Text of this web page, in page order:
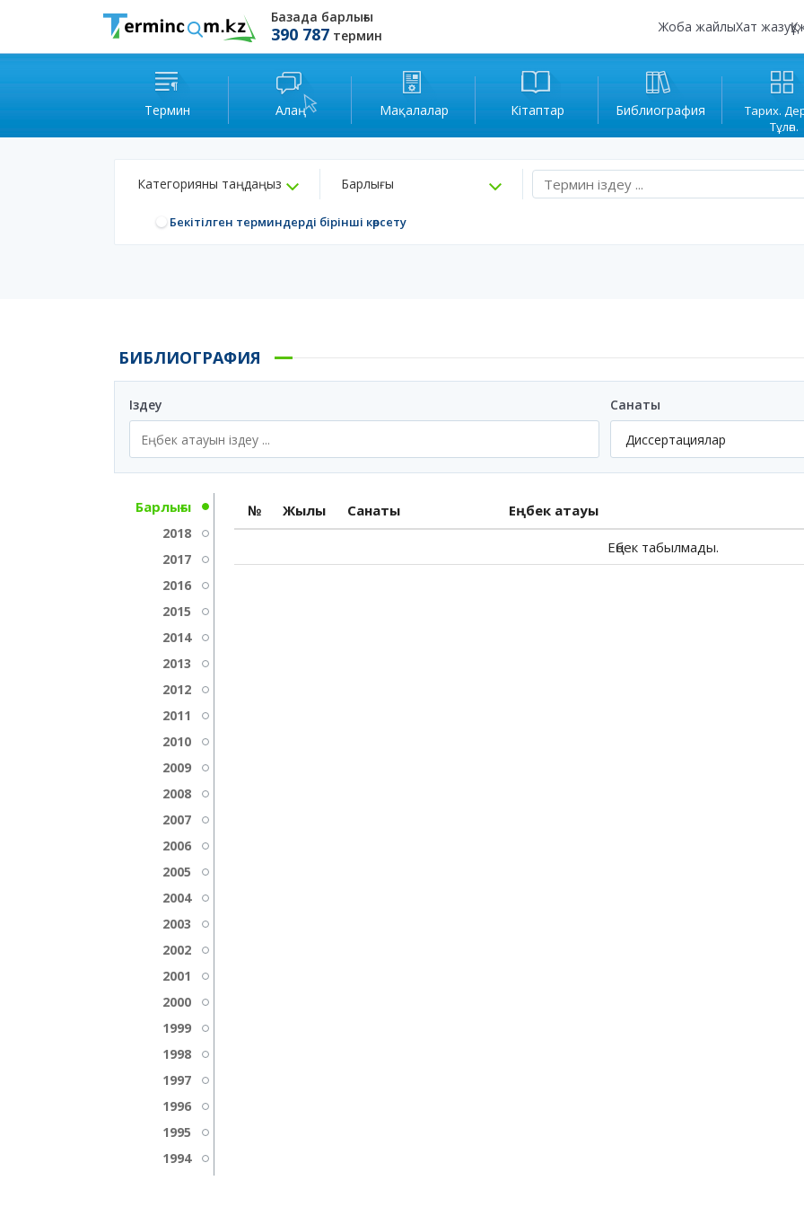
Базада барлығы
390 787 термин
Жоба жайлыХат жазу
Термин Алаң Мақалалар Кітаптар Библиография
Тарих.
Тұлға.
Категорияны таңдаңыз Барлығы
Бекітілген терминдерді бірінші көрсету
БИБЛИОГРАФИЯ
Іздеу
Санаты
Барлығы
2018
2017
2016
2015
2014
2013
2012
2011
2010
2009
2008
2007
2006
2005
2004
2003
2002
2001
2000
1999
1998
1997
1996
1995
1994
№ Жылы Санаты Еңбек атауы
Еңбек табылмады.